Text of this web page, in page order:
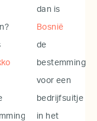
dan is
Bosnië
de
bestemming
voor een
bedrijfsuitje
in het